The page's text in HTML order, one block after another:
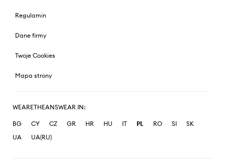
Regulamin
Dane firmy
Twoje Cookies
Mapa strony
WEARETHEANSWEAR IN:
BG CY CZ GR HR HU IT PL RO SI
SK
UA
UA(RU)